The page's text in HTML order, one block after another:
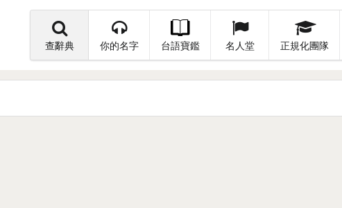
查辭典 你的名字 台語寶鑑 名人堂 正規化團隊